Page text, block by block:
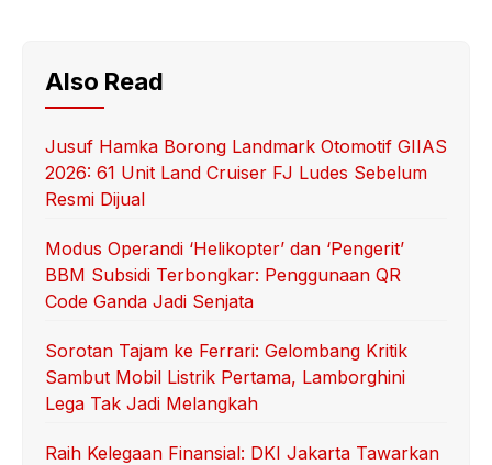
Also Read
Jusuf Hamka Borong Landmark Otomotif GIIAS
2026: 61 Unit Land Cruiser FJ Ludes Sebelum
Resmi Dijual
Modus Operandi ‘Helikopter’ dan ‘Pengerit’
BBM Subsidi Terbongkar: Penggunaan QR
Code Ganda Jadi Senjata
Sorotan Tajam ke Ferrari: Gelombang Kritik
Sambut Mobil Listrik Pertama, Lamborghini
Lega Tak Jadi Melangkah
Raih Kelegaan Finansial: DKI Jakarta Tawarkan